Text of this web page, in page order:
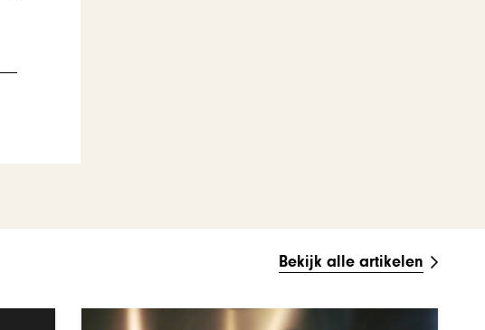
Bekijk alle artikelen